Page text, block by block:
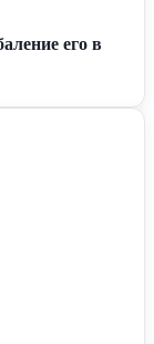
его в